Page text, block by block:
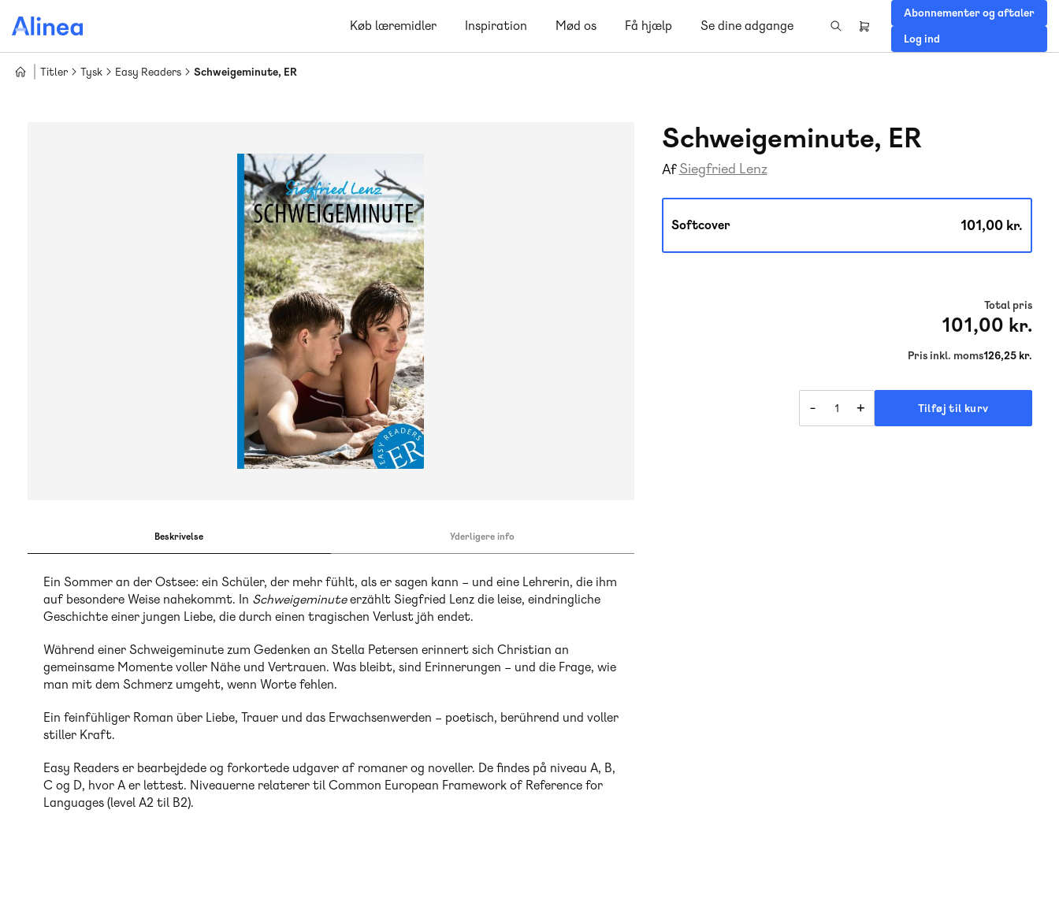
hovedindhold
Køb læremidler Inspiration Mød os Få hjælp Se dine adgange
Header
Abonnementer og aftaler
Log ind
Titler Tysk Easy Readers Schweigeminute, ER
Schweigeminute, ER
Af Siegfried Lenz
Softcover 101,00 kr.
Total pris
101,00 kr.
Pris inkl. moms126,25 kr.
- + Tilføj til kurv
Beskrivelse Yderligere info
Ein Sommer an der Ostsee: ein Schüler, der mehr fühlt, als er sagen kann – und eine Lehrerin, die ihm
auf besondere Weise nahekommt. In Schweigeminuteerzählt Siegfried Lenz die leise, eindringliche
Geschichte einer jungen Liebe, die durch einen tragischen Verlust jäh endet.
Während einer Schweigeminute zum Gedenken an Stella Petersen erinnert sich Christian an
gemeinsame Momente voller Nähe und Vertrauen. Was bleibt, sind Erinnerungen – und die Frage, wie
man mit dem Schmerz umgeht, wenn Worte fehlen.
Ein feinfühliger Roman über Liebe, Trauer und das Erwachsenwerden – poetisch, berührend und voller
stiller Kraft.
Easy Readers er bearbejdede og forkortede udgaver af romaner og noveller. De findes på niveau A, B,
C og D, hvor A er lettest. Niveauerne relaterer til Common European Framework of Reference for
Languages (level A2 til B2).